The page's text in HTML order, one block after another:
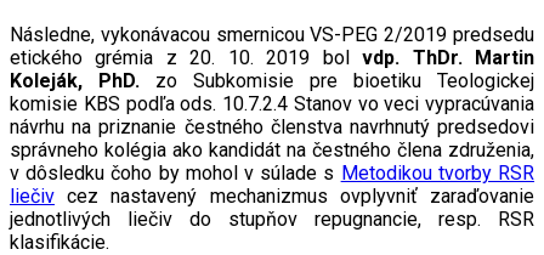
Následne, vykonávacou smernicou VS-PEG 2/2019 predsedu
etického grémia z 20. 10. 2019 bolvdp. ThDr. Martin
Koleják, PhD. zo Subkomisie pre bioetiku Teologickej
komisie KBS podľa ods. 10.7.2.4 Stanov vo veci vypracúvania
návrhu na priznanie čestného členstva navrhnutý predsedovi
správneho kolégia ako kandidát na čestného člena združenia,
v dôsledku čoho by mohol v súlade s Metodikou tvorby RSR
liečiv cez nastavený mechanizmus ovplyvniť zaraďovanie
jednotlivých liečiv do stupňov repugnancie, resp. RSR
klasifikácie.